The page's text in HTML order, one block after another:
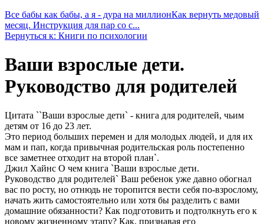
Все бабы как бабы, а я - дура на миллионКак вернуть медовый
месяц. Инструкция для пар со с...
Вернуться к: Книги по психологии
Ваши взрослые дети.
Руководство для родителей
Цитата ``Ваши взрослые дети` - книга для родителей, чьим
детям от 16 до 23 лет.
Это период больших перемен и для молодых людей, и для их
мам и пап, когда привычная родительская роль постепенно
все заметнее отходит на второй план`.
Джил Хайнс О чем книга `Ваши взрослые дети.
Руководство для родителей` Ваш ребенок уже давно обогнал
вас по росту, но отнюдь не торопится вести себя по-взрослому,
начать жить самостоятельно или хотя бы разделить с вами
домашние обязанности? Как подготовить и подтолкнуть его к
новому жизненному этапу? Как, признавая его